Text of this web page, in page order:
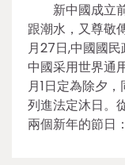
新中國成立
跟潮水，又尊敬
月27日,中國國
中國采用世界通
月1日定為除夕
列進法定沐日。
兩個新年的節日